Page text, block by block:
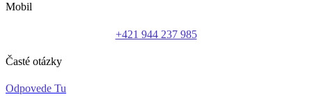
Mobil
+421 944 237 985
Časté otázky
Odpovede Tu